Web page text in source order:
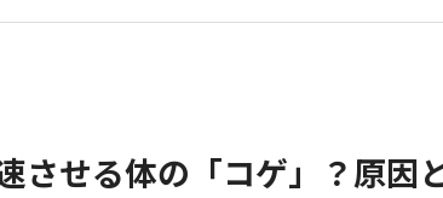
させる体の「コゲ」？原因